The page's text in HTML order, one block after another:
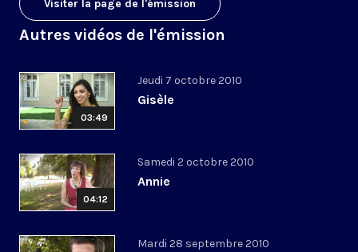
Visiter la page de l'émission
Autres vidéos de l'émission
03:49
Jeudi 7 octobre 2010
Gisèle
04:12
Samedi 2 octobre 2010
Annie
Mardi 28 septembre 2010